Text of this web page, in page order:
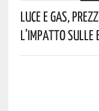
Luce E Gas,
L’impatto